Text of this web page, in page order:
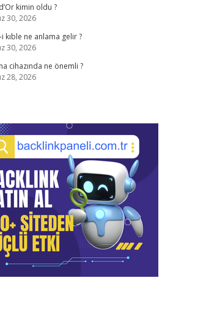
kimin oldu ?
30, 2026
kıble ne anlama gelir ?
30, 2026
cihazında ne önemli ?
28, 2026